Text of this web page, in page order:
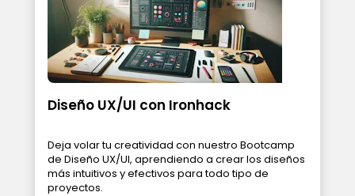
Diseño UX/UI con Ironhack
Deja volar tu creatividad con nuestro Bootcamp
de Diseño UX/UI, aprendiendo a crear los diseños
más intuitivos y efectivos para todo tipo de
proyectos.